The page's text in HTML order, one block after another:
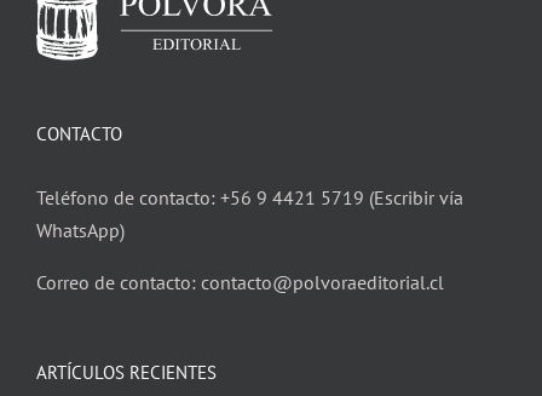
CONTACTO
Teléfono de contacto: +56 9 4421 5719 (Escribir vía
WhatsApp)
Correo de contacto: contacto@polvoraeditorial.cl
ARTÍCULOS RECIENTES